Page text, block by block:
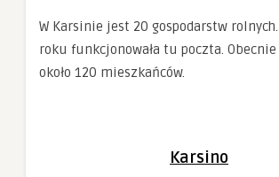
W Karsinie jest 20 gospodarstw rolnych.
roku funkcjonowała tu poczta.
około 120 mieszkańców.
Karsino